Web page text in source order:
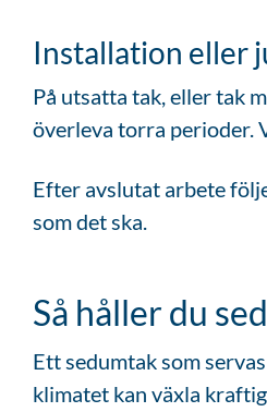
Installation eller
På utsatta tak, eller tak
överleva torra perioder.
Efter avslutat arbete
som det ska.
Så håller du
Ett sedumtak som
klimatet kan växla